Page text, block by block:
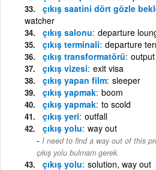
çıkış saatini dört gözle
watcher
çıkış salonu departure
çıkış terminali departure
çıkış transformatörü
çıkış vizesi exit visa
çıkış yapan film sleeper
çıkış yapmak boom
çıkış yapmak to scold
çıkış yeri outfall
çıkış yolu way out
I need to find a way out of this
çıkış yolu bulmam gerek.
çıkış yolu solution, way out